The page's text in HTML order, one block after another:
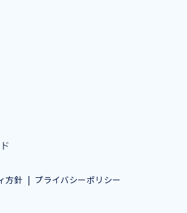
方針
プライバシーポリシー